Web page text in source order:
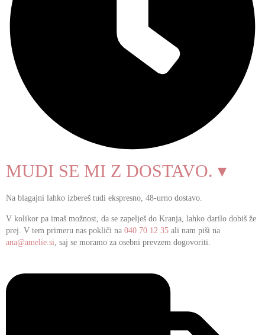
MUDI SE MI Z DOSTAVO. ▾
Na blagajni lahko izbereš tudi ekspresno, 48-urno dostavo.
V kolikor pa imaš možnost, da se zapelješ do Kranja, lahko darilo dobiš že
prej. V tem primeru nas pokliči na 040 70 12 35 ali nam piši na
ana@amelie.si , saj se moramo za osebni prevzem dogovoriti.